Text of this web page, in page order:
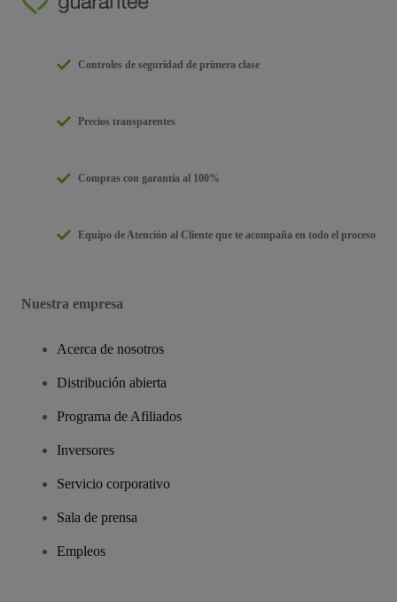
Controles de seguridad de primera clase
Precios transparentes
Compras con garantía al 100%
Equipo de Atención al Cliente que te acompaña en todo el proceso
Nuestra empresa
Acerca de nosotros
Distribución abierta
Programa de Afiliados
Inversores
Servicio corporativo
Sala de prensa
Empleos